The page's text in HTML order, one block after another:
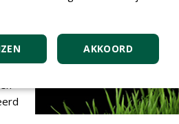
AKKOORD